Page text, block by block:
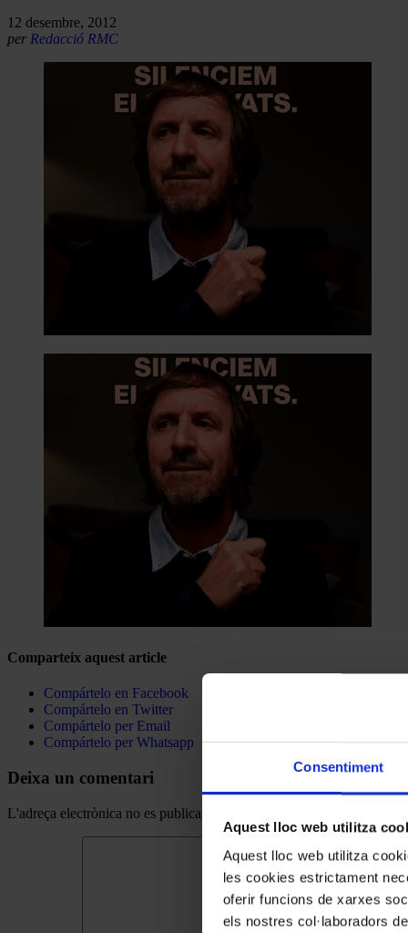
Consentiment
Aquest lloc web utilitza
Aquest lloc web utilitza
les cookies estrictament
oferir funcions de xarxes
els nostres col·laboradors
12 desembre, 2012
per Redacció RMC
Comparteix aquest article
Compártelo en Facebook
Compártelo en Twitter
Compártelo per Email
Compártelo per Whatsapp
Deixa un comentari
L'adreça electrònica no es publicarà.